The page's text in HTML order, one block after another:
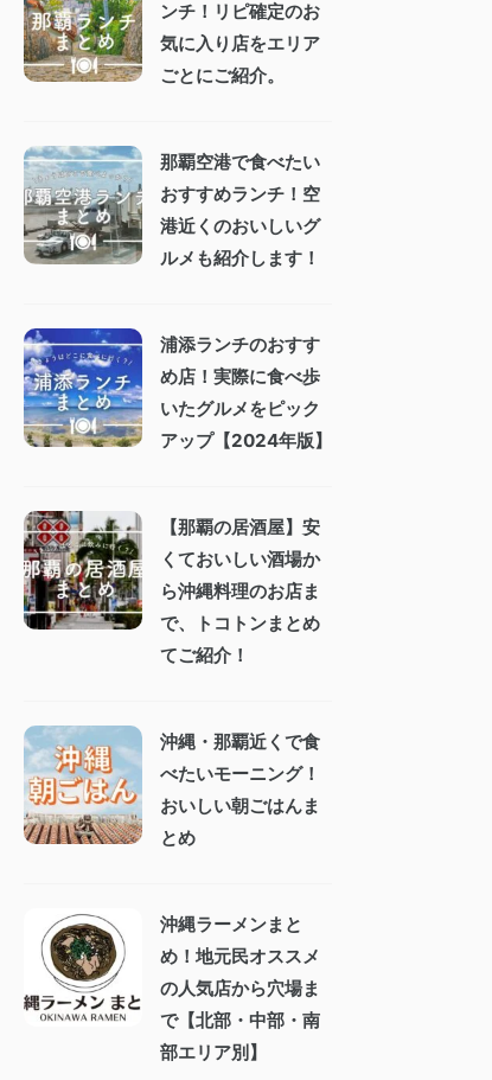
ンチ！リピ確定のお
気に入り店をエリア
ごとにご紹介。
那覇空港で食べたい
おすすめランチ！空
港近くのおいしいグ
ルメも紹介します！
浦添ランチのおすす
め店！実際に食べ歩
いたグルメをピック
アップ【2024年版】
【那覇の居酒屋】安
くておいしい酒場か
ら沖縄料理のお店ま
で、トコトンまとめ
てご紹介！
沖縄・那覇近くで食
べたいモーニング！
おいしい朝ごはんま
とめ
沖縄ラーメンまと
め！地元民オススメ
の人気店から穴場ま
で【北部・中部・南
部エリア別】